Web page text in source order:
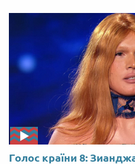
Голос країни 8: